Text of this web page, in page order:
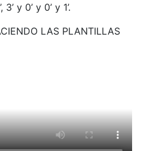
y 0’ y 0’ y 1’.
LAS PLANTILLAS